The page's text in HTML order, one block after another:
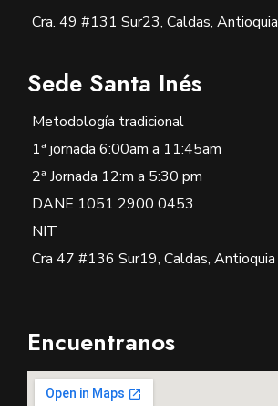
Cra. 49 #131 Sur23, Caldas, Antioquia
Sede Santa Inés
Metodología tradicional
1ª jornada 6:00am a 11:45am
2ª Jornada 12:m a 5:30 pm
DANE 1051 2900 0453
NIT
Cra 47 #136 Sur19, Caldas, Antioquia
Encuentranos